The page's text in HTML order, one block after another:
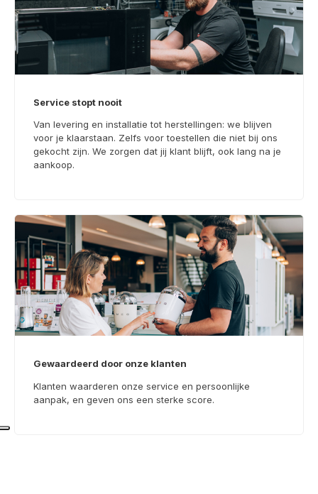
Service stopt nooit
Van levering en installatie tot herstellingen: we blijven
voor je klaarstaan. Zelfs voor toestellen die niet bij ons
gekocht zijn. We zorgen dat jij klant blijft, ook lang na je
aankoop.
Gewaardeerd door onze klanten
Klanten waarderen onze service en persoonlijke
aanpak, en geven ons een sterke score.